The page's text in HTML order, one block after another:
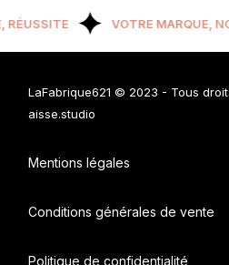
VOTRE MARQUE,
LaFabrique621 © 2023 - Tous
aisse.studio
Mentions légales
Conditions générales de vente
Politique de confidentialité